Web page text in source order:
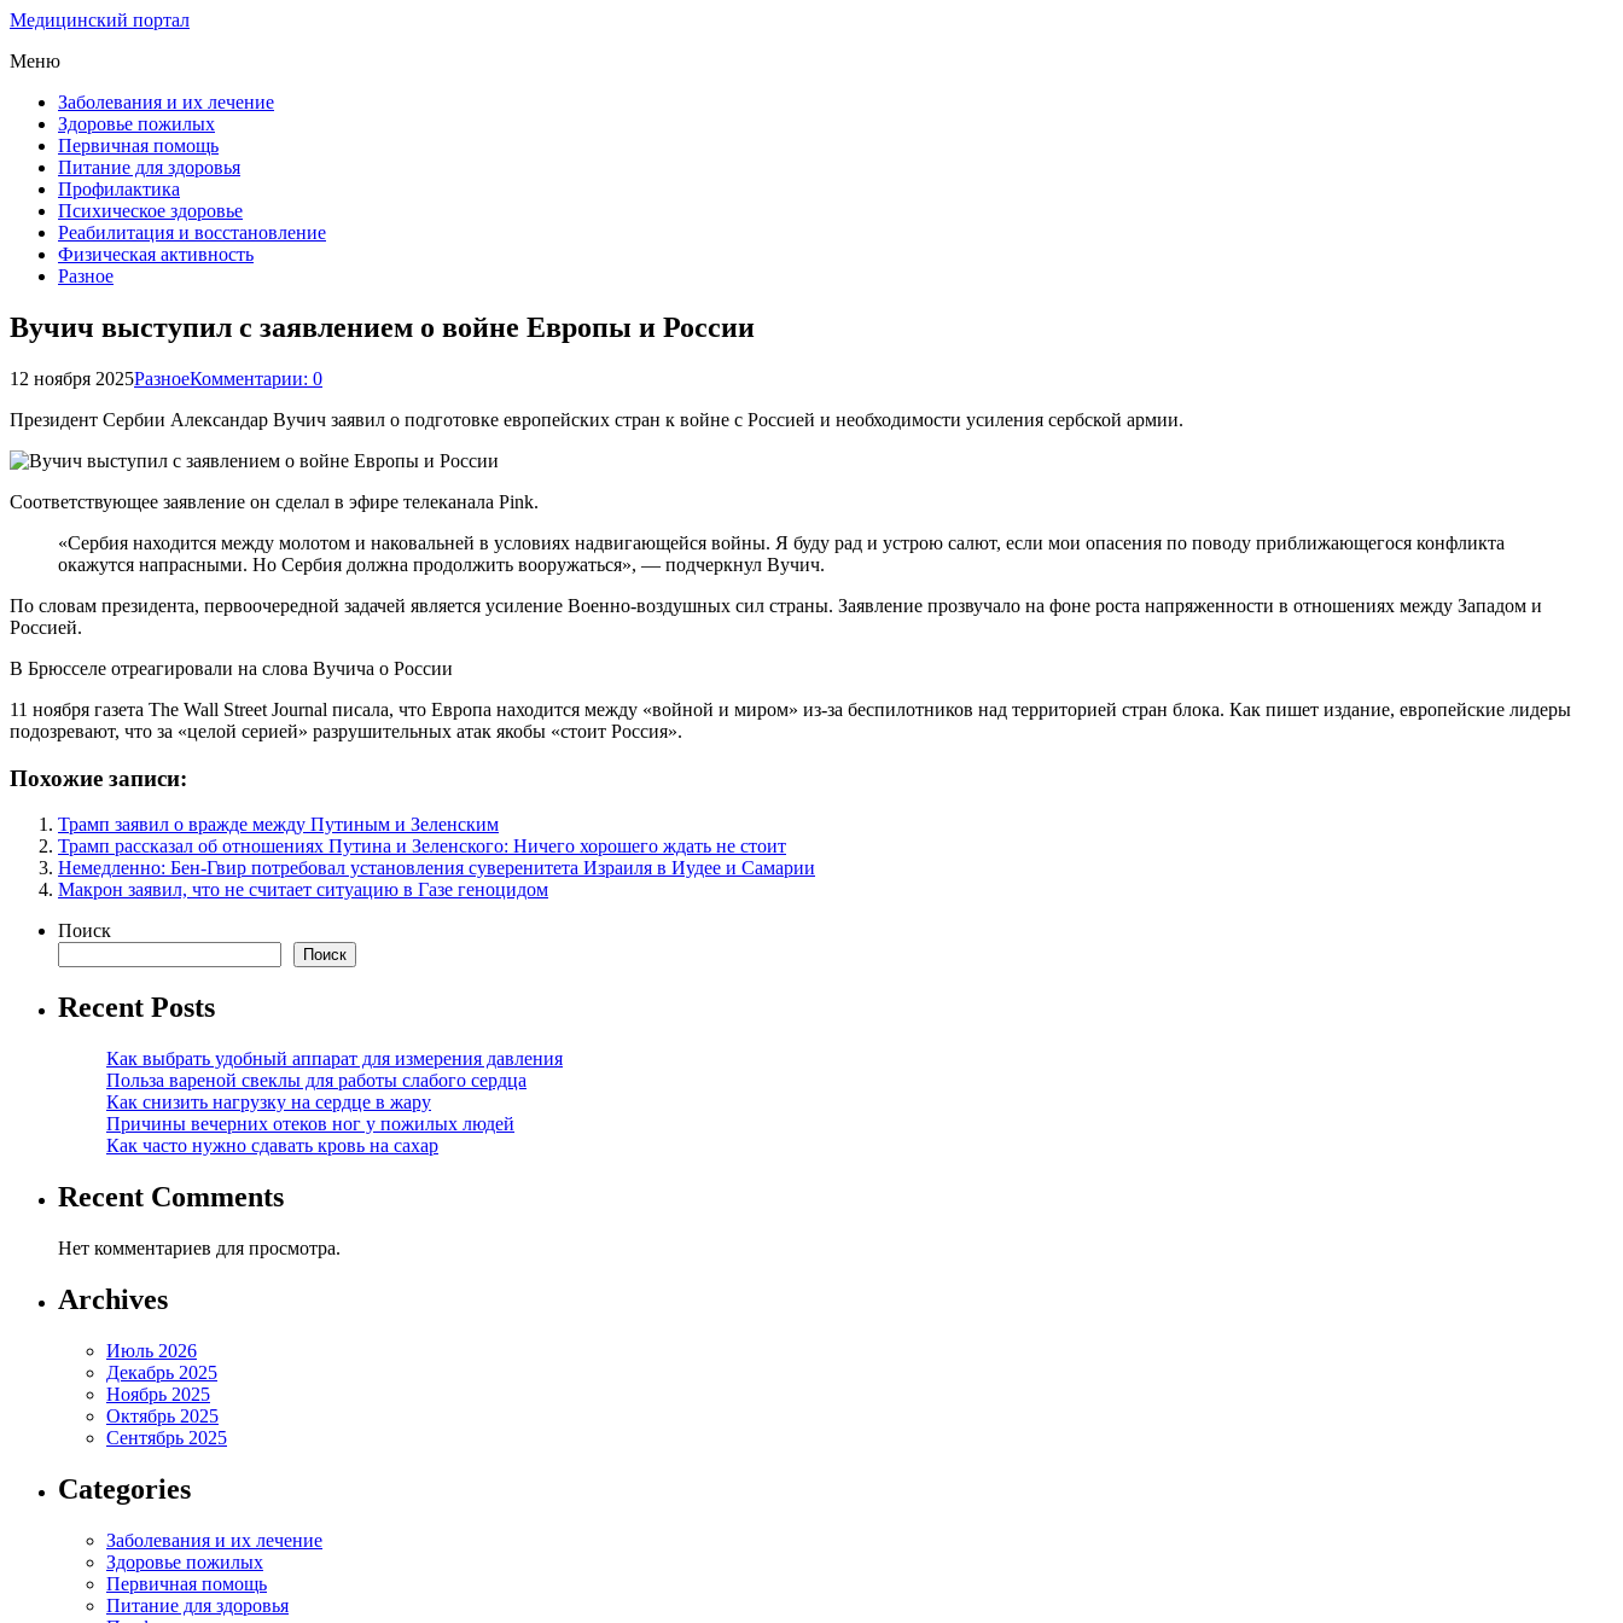
Медицинский портал
Меню
Заболевания и их лечение
Здоровье пожилых
Первичная помощь
Питание для здоровья
Профилактика
Психическое здоровье
Реабилитация и восстановление
Физическая активность
Разное
Вучич выступил с заявлением о войне Европы и России
12 ноября 2025РазноеКомментарии: 0
Президент Сербии Александар Вучич заявил о подготовке европейских стран к войне с Россией и необходимости усиления сербской армии.
Соответствующее заявление он сделал в эфире телеканала Pink.
«Сербия находится между молотом и наковальней в условиях надвигающейся войны. Я буду рад и устрою салют, если мои опасения по поводу приближающегося конфликта
окажутся напрасными. Но Сербия должна продолжить вооружаться», — подчеркнул Вучич.
По словам президента, первоочередной задачей является усиление Военно-воздушных сил страны. Заявление прозвучало на фоне роста напряженности в отношениях между Западом и
Россией.
В Брюсселе отреагировали на слова Вучича о России
11 ноября газета The Wall Street Journal писала, что Европа находится между «войной и миром» из-за беспилотников над территорией стран блока. Как пишет издание, европейские лидеры
подозревают, что за «целой серией» разрушительных атак якобы «стоит Россия».
Похожие записи:
Трамп заявил о вражде между Путиным и Зеленским
Трамп рассказал об отношениях Путина и Зеленского: Ничего хорошего ждать не стоит
Немедленно: Бен-Гвир потребовал установления суверенитета Израиля в Иудее и Самарии
Макрон заявил, что не считает ситуацию в Газе геноцидом
Поиск
Поиск
Recent Posts
Как выбрать удобный аппарат для измерения давления
Польза вареной свеклы для работы слабого сердца
Как снизить нагрузку на сердце в жару
Причины вечерних отеков ног у пожилых людей
Как часто нужно сдавать кровь на сахар
Recent Comments
Нет комментариев для просмотра.
Archives
Июль 2026
Декабрь 2025
Ноябрь 2025
Октябрь 2025
Сентябрь 2025
Categories
Заболевания и их лечение
Здоровье пожилых
Первичная помощь
Питание для здоровья